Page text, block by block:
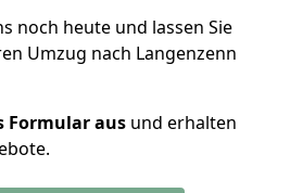
noch heute und lassen Sie
Umzug nach Langenzenn
Formular aus und erhalten